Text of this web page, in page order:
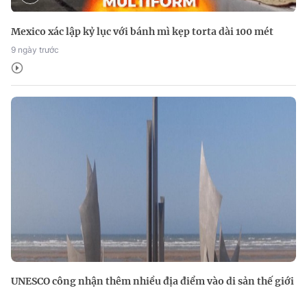
Mexico xác lập kỷ lục với bánh mì kẹp torta dài 100 mét
9 ngày trước
UNESCO công nhận thêm nhiều địa điểm vào di sản thế giới